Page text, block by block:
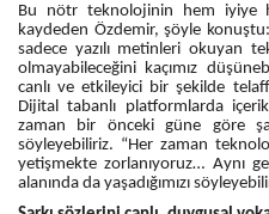
Bu nötr teknolojinin hem iyiye
kaydeden Özdemir, şöyle
sadece yazılı metinleri okuyan
olmayabileceğini kaçımız
canlı ve etkileyici bir şekilde
Dijital tabanlı platformlarda
zaman bir önceki güne göre
söyleyebiliriz. “Her zaman
yetişmekte zorlanıyoruz… Aynı
alanında da yaşadığımızı